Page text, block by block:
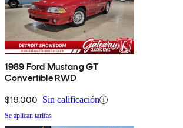
1989 Ford Mustang GT
Convertible RWD
$19,000 Sin calificación
Se aplican tarifas